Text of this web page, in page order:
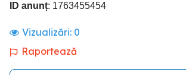
ID anunț: 1763455454
Vizualizări: 0
Raportează